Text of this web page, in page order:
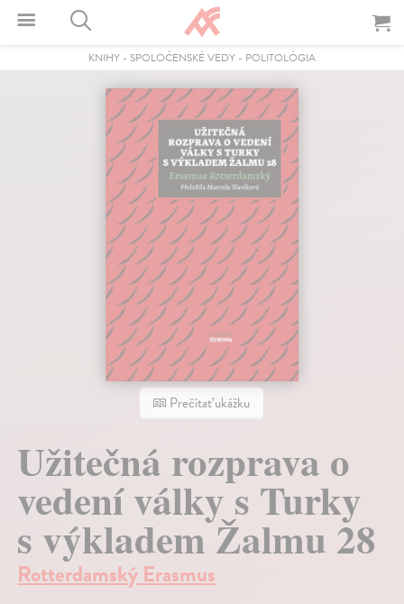
KNIHY - SPOLOČENSKÉ VEDY - POLITOLÓGIA
Prečítať ukážku
Užitečná rozprava o
vedení války s Turky
s výkladem Žalmu 28
Rotterdamský Erasmus